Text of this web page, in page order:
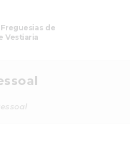
de
Vestiaria